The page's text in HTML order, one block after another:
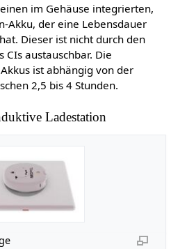
im Gehäuse integrierten,
Akku, der eine Lebensdauer
hat. Dieser ist nicht durch den
CIs austauschbar. Die
ist abhängig von der
2,5 bis 4 Stunden.
Ladestation